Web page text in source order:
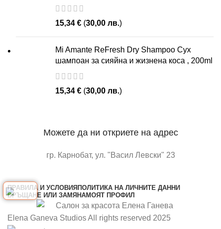
15,34 € (30,00 лв.)
Mi Amante ReFresh Dry Shampoo Сух
шампоан за сияйна и жизнена коса , 200ml
15,34 € (30,00 лв.)
Можете да ни откриете на адрес
гр. Карнобат, ул. "Васил Левски" 23
ПРАВИЛА И УСЛОВИЯ ПОЛИТИКА НА ЛИЧНИТЕ ДАННИ
ВРЪЩАНЕ ИЛИ ЗАМЯНАМОЯТ ПРОФИЛ
Elena Ganeva Studios All rights reserved 2025